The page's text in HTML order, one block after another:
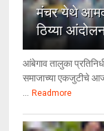
मंचर येथे
ठिय्या
आंबेगाव तालुका
समाजाच्या एकजुटीचे
Readmore